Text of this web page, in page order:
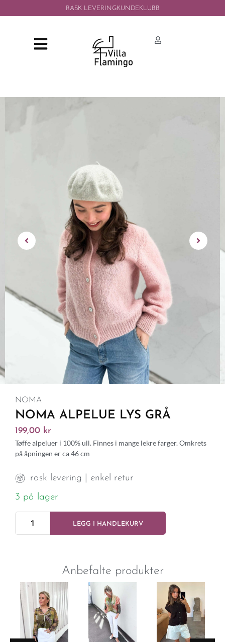
RASK LEVERINGKUNDEKLUBB
NOMA
NOMA ALPELUE LYS GRÅ
199,00 kr
Tøffe alpeluer i 100% ull. Finnes i mange lekre farger. Omkrets
på åpningen er ca 46 cm
rask levering | enkel retur
3 på lager
LEGG I HANDLEKURV
Anbefalte produkter